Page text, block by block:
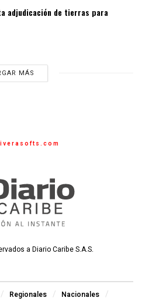
adjudicación de tierras para
MÁS
a Diario Caribe S.A.S.
Regionales Nacionales